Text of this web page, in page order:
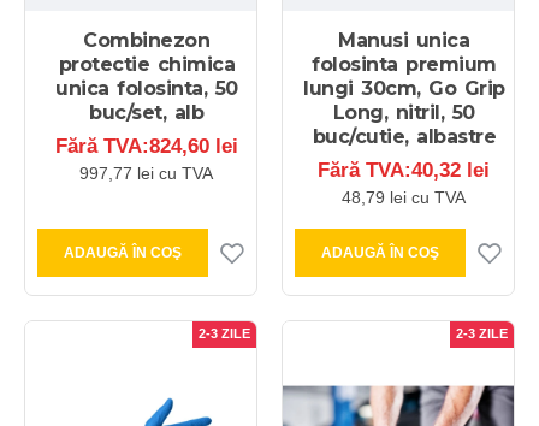
Combinezon
protectie chimica
unica folosinta, 50
buc/set, alb
Fără TVA:824,60 lei
997,77 lei cu TVA
ADAUGĂ ÎN COŞ
Manusi unica
folosinta premium
lungi 30cm, Go Grip
Long, nitril, 50
buc/cutie, albastre
Fără TVA:40,32 lei
48,79 lei cu TVA
ADAUGĂ ÎN COŞ
2-3 ZILE 2-3 ZILE